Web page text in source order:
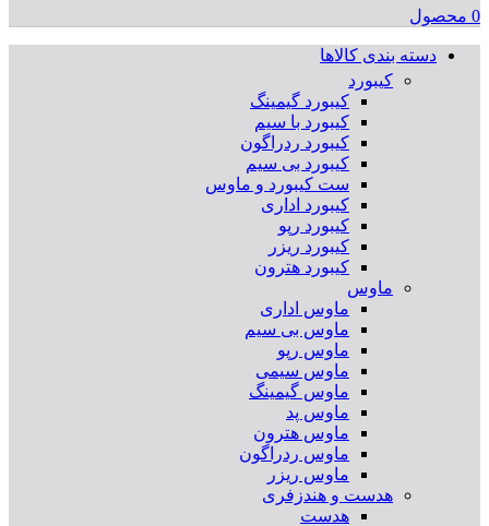
0 محصول
دسته بندی کالاها
کیبورد
کیبورد گیمینگ
کیبورد با سیم
کیبورد ردراگون
کیبورد بی سیم
ست کیبورد و ماوس
کیبورد اداری
کیبورد رپو
کیبورد ریزر
کیبورد هترون
ماوس
ماوس اداری
ماوس بی سیم
ماوس رپو
ماوس سیمی
ماوس گیمینگ
ماوس پد
ماوس هترون
ماوس ردراگون
ماوس ریزر
هدست و هندزفری
هدست